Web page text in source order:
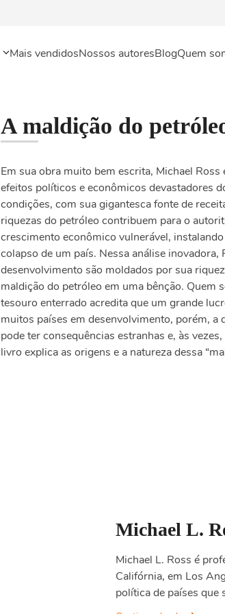
Mais vendidosNossos autoresBlogQuem
A maldição do
Em sua obra muito bem escrita, Michael
efeitos políticos e econômicos devastadores
condições, com sua gigantesca fonte de
riquezas do petróleo contribuem para o
crescimento econômico vulnerável,
colapso de um país. Nessa análise
desenvolvimento são moldados por sua
maldição do petróleo em uma bênção. Quem
tesouro enterrado acredita que um grande
muitos países em desenvolvimento, porém,
pode ter consequências estranhas e, às
livro explica as origens e a natureza dessa
Michael L.
Michael L. Ross é
Califórnia, em Los
política de países